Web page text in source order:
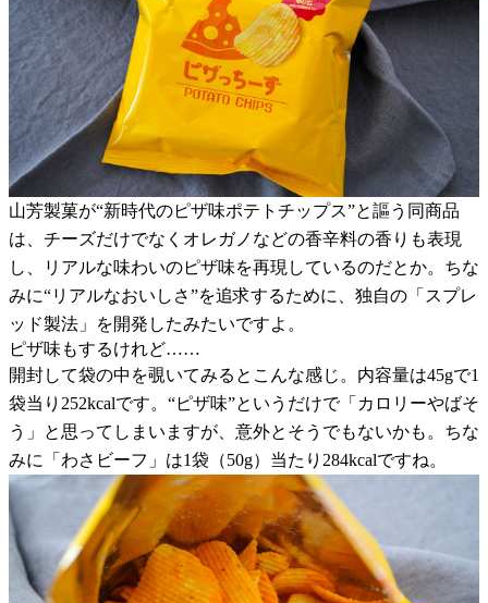
山芳製菓が“新時代のピザ味ポテトチップス”と謳う同商品
は、チーズだけでなくオレガノなどの香辛料の香りも表現
し、リアルな味わいのピザ味を再現しているのだとか。ちな
みに“リアルなおいしさ”を追求するために、独自の「スプレ
ッド製法」を開発したみたいですよ。
ピザ味もするけれど……
開封して袋の中を覗いてみるとこんな感じ。内容量は45gで1
袋当り252kcalです。“ピザ味”というだけで「カロリーやばそ
う」と思ってしまいますが、意外とそうでもないかも。ちな
みに「わさビーフ」は1袋（50g）当たり284kcalですね。